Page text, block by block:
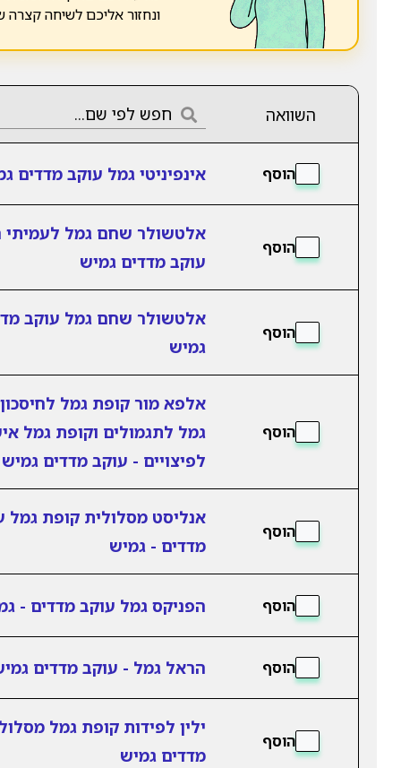
ונחזור אליכם לשיחה
השוואה
הוסף אינפיניטי גמל עוקב מדדים
הוסף
אלטשולר שחם גמל לעמיתי
עוקב מדדים גמיש
הוסף
אלטשולר שחם גמל עוקב
גמיש
הוסף
אלפא מור קופת גמל
גמל לתגמולים וקופת גמל
לפיצויים - עוקב מדדים גמיש
הוסף
אנליסט מסלולית קופת גמל
מדדים - גמיש
הוסף הפניקס גמל עוקב מדדים -
הוסף הראל גמל - עוקב מדדים
הוסף
ילין לפידות קופת גמל
מדדים גמיש